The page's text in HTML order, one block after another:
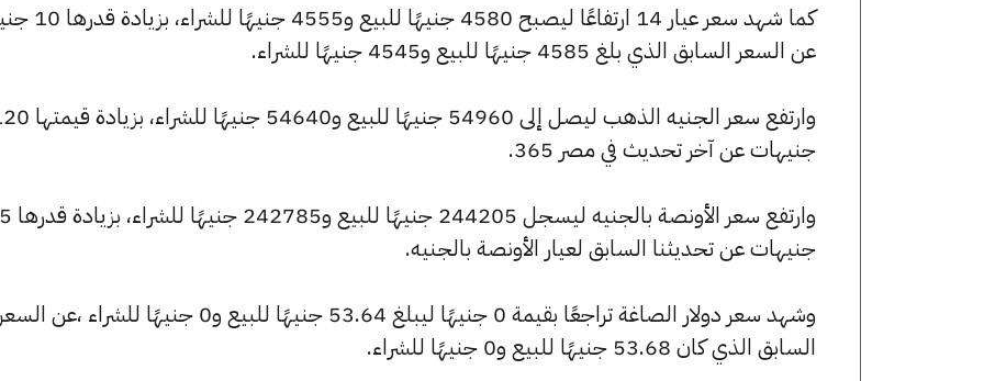
كما شهد سعر عيار 14 ارتفاعًا
عن السعر السابق الذي بلغ 4585 جنيهًا للبيع و4545 جنيهًا للشراء.
وارتفع سعر الجنيه الذهب ليصل إلى 54960 جنيهًا للبيع
جنيهات عن آخر تحديث في مصر 365.
وارتفع سعر
جنيهات عن تحديثنا السابق لعيار الأونصة بالجنيه.
وشهد سعر دولار الصاغة تراجعًا بقيمة 0 جنيهًا ليبلغ 53.64 جنيهًا للبيع و0 جنيهًا للشراء ،عن السعر
السابق الذي كان 53.68 جنيهًا للبيع و0 جنيهًا للشراء.